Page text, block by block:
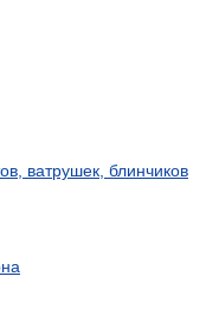
ватрушек, блинчиков